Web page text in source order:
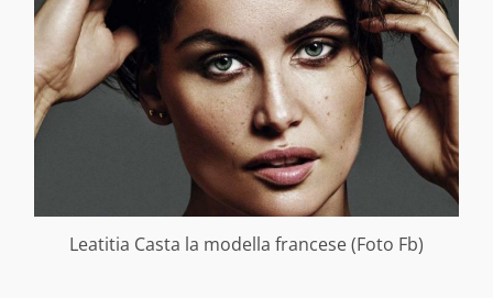
Leatitia Casta la modella francese (Foto Fb)